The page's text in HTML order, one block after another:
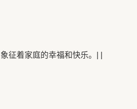
征着家庭的幸福和快乐。| |